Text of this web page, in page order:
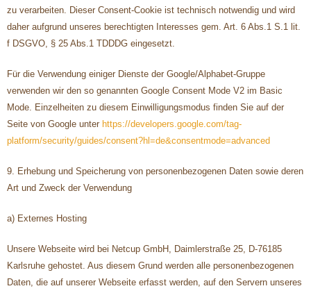
zu verarbeiten. Dieser Consent-Cookie ist technisch notwendig und wird
daher aufgrund unseres berechtigten Interesses gem. Art. 6 Abs.1 S.1 lit.
f DSGVO, § 25 Abs.1 TDDDG eingesetzt.
Für die Verwendung einiger Dienste der Google/Alphabet-Gruppe
verwenden wir den so genannten Google Consent Mode V2 im Basic
Mode. Einzelheiten zu diesem Einwilligungsmodus finden Sie auf der
Seite von Google unter https://developers.google.com/tag-
platform/security/guides/consent?hl=de&consentmode=advanced
9. Erhebung und Speicherung von personenbezogenen Daten sowie deren
Art und Zweck der Verwendung
a) Externes Hosting
Unsere Webseite wird bei Netcup GmbH, Daimlerstraße 25, D-76185
Karlsruhe gehostet. Aus diesem Grund werden alle personenbezogenen
Daten, die auf unserer Webseite erfasst werden, auf den Servern unseres